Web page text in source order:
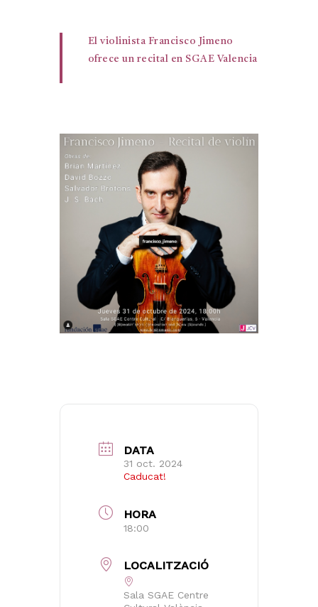
El violinista Francisco Jimeno
ofrece un recital en SGAE Valencia
DATA
31 oct. 2024
Caducat!
HORA
18:00
LOCALITZACIÓ
Sala SGAE Centre